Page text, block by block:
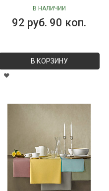
В НАЛИЧИИ
92 руб. 90 коп.
В КОРЗИНУ